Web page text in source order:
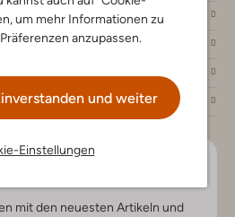
um mehr Informationen zu
anzupassen.
und weiter
Einstellungen
mit den neuesten Artikeln und